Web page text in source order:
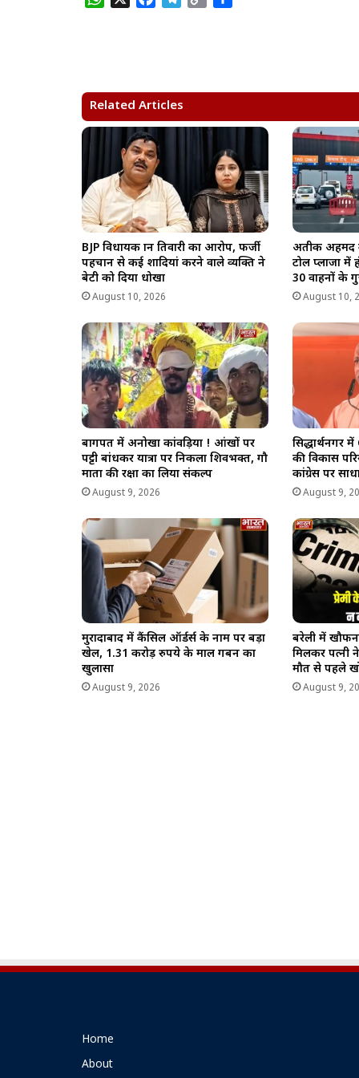
A
p
p
o
o
k
r
a
m
i
k
Related Articles
BJP विधायक ज्ञान तिवारी का आरोप, फर्जी
पहचान से कई शादियां करने वाले व्यक्ति ने
बेटी को दिया धोखा
August 10, 2026
अतीक अहमद
टोल प्लाजा में
30 वाहनों के
August 10,
बागपत में अनोखा कांवड़िया ! आंखों पर
पट्टी बांधकर यात्रा पर निकला शिवभक्त, गौ
माता की रक्षा का लिया संकल्प
August 9, 2026
सिद्धार्थनगर
की विकास
कांग्रेस पर
August 9,
मुरादाबाद में कैंसिल ऑर्डर्स के नाम पर बड़ा
खेल, 1.31 करोड़ रुपये के माल गबन का
खुलासा
August 9, 2026
बरेली में
मिलकर पत्नी
मौत से पहले
August 9,
Home
About